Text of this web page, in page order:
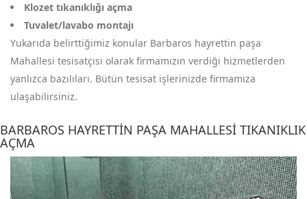
Klozet tıkanıklığı açma
Tuvalet/lavabo montajı
Yukarıda belirttiğimiz konular Barbaros hayrettin paşa
Mahallesi tesisatçısı olarak firmamızın verdiği hizmetlerden
yanlızca bazılıları. Bütün tesisat işlerinizde firmamıza
ulaşabilirsiniz.
BARBAROS HAYRETTIN PAŞA MAHALLESI TIKANIKLIK
AÇMA